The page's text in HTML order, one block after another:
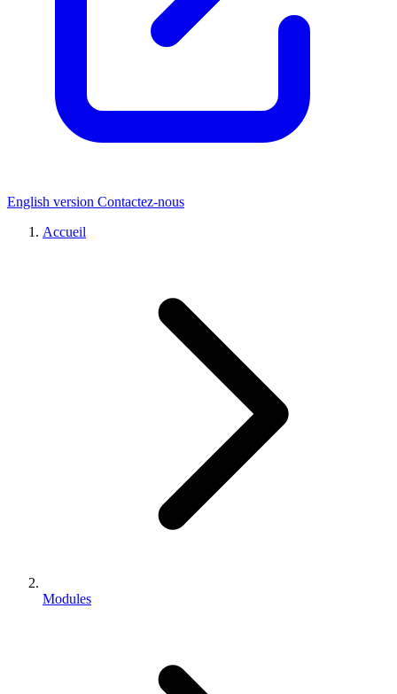
English version Contactez-nous
Accueil
Modules